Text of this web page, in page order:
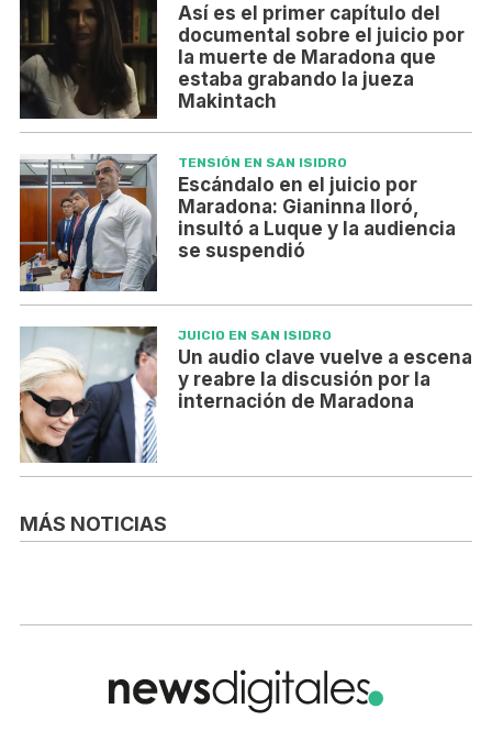
Así es el primer capítulo del
documental sobre el juicio por
la muerte de Maradona que
estaba grabando la jueza
Makintach
TENSIÓN EN SAN ISIDRO
Escándalo en el juicio por
Maradona: Gianinna lloró,
insultó a Luque y la audiencia
se suspendió
JUICIO EN SAN ISIDRO
Un audio clave vuelve a escena
y reabre la discusión por la
internación de Maradona
MÁS NOTICIAS